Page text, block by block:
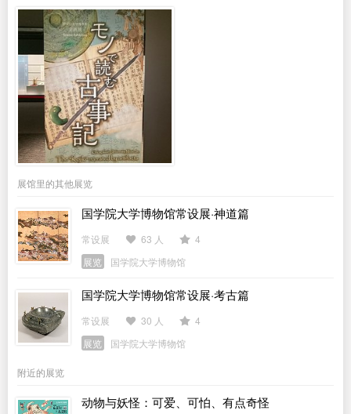
展馆里的其他展览
国学院大学博物馆常设展·神道篇
常设展 63 人
4
展览
国学院大学博物馆
国学院大学博物馆常设展·考古篇
常设展 30 人
4
展览
国学院大学博物馆
附近的展览
动物与妖怪：可爱、可怕、有点奇怪